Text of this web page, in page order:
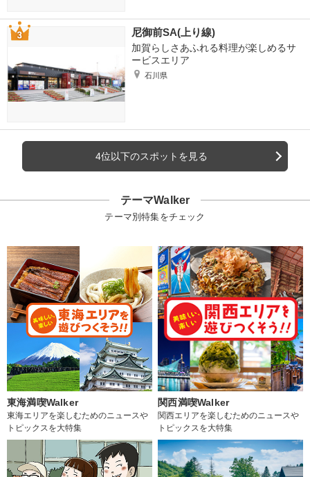
尼御前SA(上り線)
加賀らしさあふれる料理が楽しめるサ
ービスエリア
石川県
4位以下のスポットを見る
テーマWalker
テーマ別特集をチェック
東海満喫Walker
東海エリアを楽しむためのニュースや
トピックスを大特集
関西満喫Walker
関西エリアを楽しむためのニュースや
トピックスを大特集